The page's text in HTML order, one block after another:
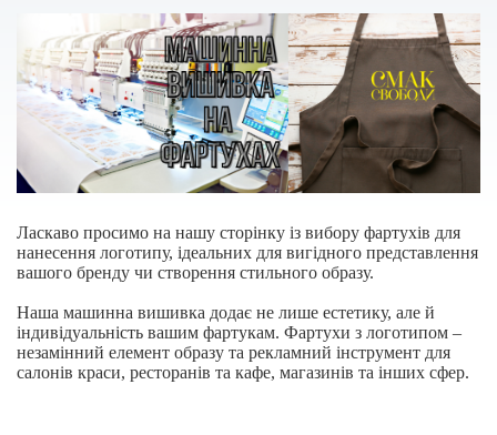
Ласкаво просимо на нашу сторінку із вибору фартухів для
нанесення логотипу, ідеальних для вигідного представлення
вашого бренду чи створення стильного образу.
Наша машинна вишивка додає не лише естетику, але й
індивідуальність вашим фартукам. Фартухи з логотипом –
незамінний елемент образу та рекламний інструмент для
салонів краси, ресторанів та кафе, магазинів та інших сфер.